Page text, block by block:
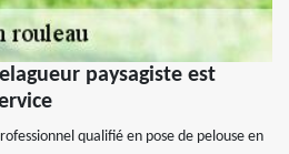
paysagiste est
qualifié en pose de pelouse en